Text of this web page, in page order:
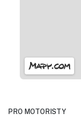
PRO MOTORISTY